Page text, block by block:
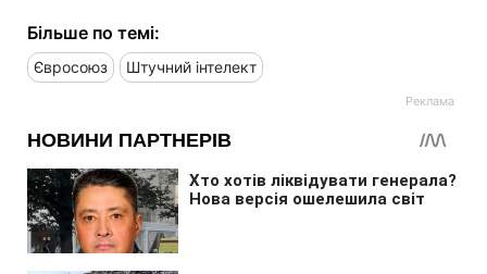
Більше по темі:
Євросоюз Штучний інтелект